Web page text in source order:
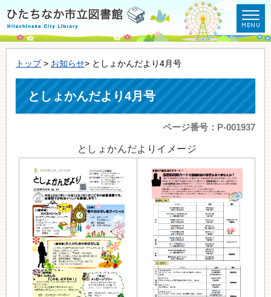
トップ> お知らせ> としょかんだより4月号
としょかんだより4月号
ページ番号：P-001937
としょかんだよりイメージ